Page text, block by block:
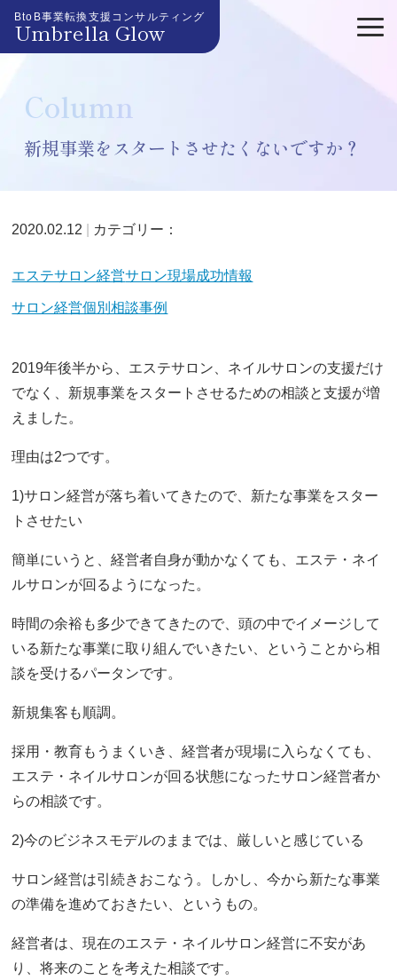
BtoB事業転換支援コンサルティング
Umbrella Glow
Column
新規事業をスタートさせたくないですか？
2020.02.12 カテゴリー：
エステサロン経営サロン現場成功情報
サロン経営個別相談事例
2019年後半から、エステサロン、ネイルサロンの支援だけ
でなく、新規事業をスタートさせるための相談と支援が増
えました。
理由は2つです。
1)サロン経営が落ち着いてきたので、新たな事業をスター
トさせたい
簡単にいうと、経営者自身が動かなくても、エステ・ネイ
ルサロンが回るようになった。
時間の余裕も多少できてきたので、頭の中でイメージして
いる新たな事業に取り組んでいきたい、ということから相
談を受けるパータンです。
新規集客も順調。
採用・教育もうまくいき、経営者が現場に入らなくても、
エステ・ネイルサロンが回る状態になったサロン経営者か
らの相談です。
2)今のビジネスモデルのままでは、厳しいと感じている
サロン経営は引続きおこなう。しかし、今から新たな事業
の準備を進めておきたい、というもの。
経営者は、現在のエステ・ネイルサロン経営に不安があ
り、将来のことを考えた相談です。